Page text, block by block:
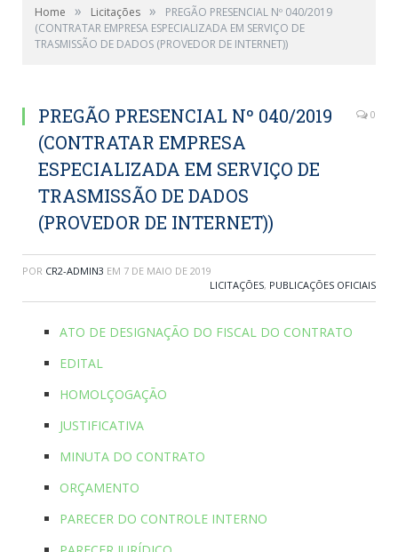
Home » Licitações »
PREGÃO PRESENCIAL Nº 040/2019
(CONTRATAR EMPRESA ESPECIALIZADA EM SERVIÇO DE
TRASMISSÃO DE DADOS (PROVEDOR DE INTERNET))
PREGÃO PRESENCIAL Nº 040/2019
(CONTRATAR EMPRESA
ESPECIALIZADA EM SERVIÇO DE
TRASMISSÃO DE DADOS
(PROVEDOR DE INTERNET))
0
POR CR2-ADMIN3 EM 7 DE MAIO DE 2019
LICITAÇÕES, PUBLICAÇÕES OFICIAIS
ATO DE DESIGNAÇÃO DO FISCAL DO CONTRATO
EDITAL
HOMOLÇOGAÇÃO
JUSTIFICATIVA
MINUTA DO CONTRATO
ORÇAMENTO
PARECER DO CONTROLE INTERNO